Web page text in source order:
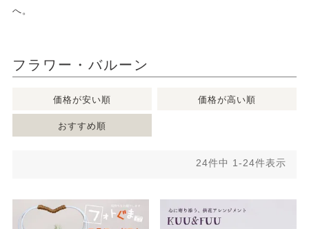
へ。
フラワー・バルーン
価格が安い順 価格が高い順
おすすめ順
24件中 1-24件表示